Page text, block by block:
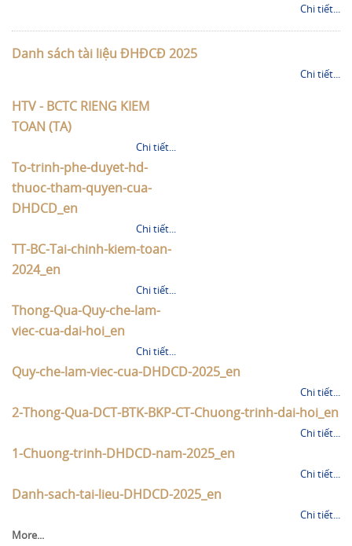
Chi tiết...
Danh sách tài liệu ĐHĐCĐ 2025
Chi tiết...
HTV - BCTC RIENG KIEM
TOAN (TA)
Chi tiết...
To-trinh-phe-duyet-hd-
thuoc-tham-quyen-cua-
DHDCD_en
Chi tiết...
TT-BC-Tai-chinh-kiem-toan-
2024_en
Chi tiết...
Thong-Qua-Quy-che-lam-
viec-cua-dai-hoi_en
Chi tiết...
Quy-che-lam-viec-cua-DHDCD-2025_en
Chi tiết...
2-Thong-Qua-DCT-BTK-BKP-CT-Chuong-trinh-dai-hoi_en
Chi tiết...
1-Chuong-trinh-DHDCD-nam-2025_en
Chi tiết...
Danh-sach-tai-lieu-DHDCD-2025_en
Chi tiết...
More...